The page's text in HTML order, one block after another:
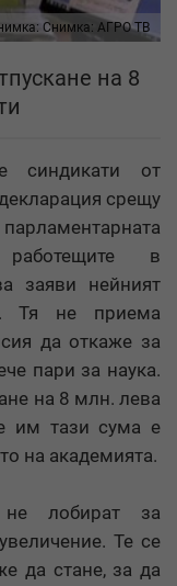
Снимка: АГРО ТВ
на 8
синдикати от
срещу
в
заяви нейният
Тя не приема
да откаже за
пари за наука.
на 8 млн. лева
им тази сума е
на академията.
не лобират за
Те се
да стане, за да